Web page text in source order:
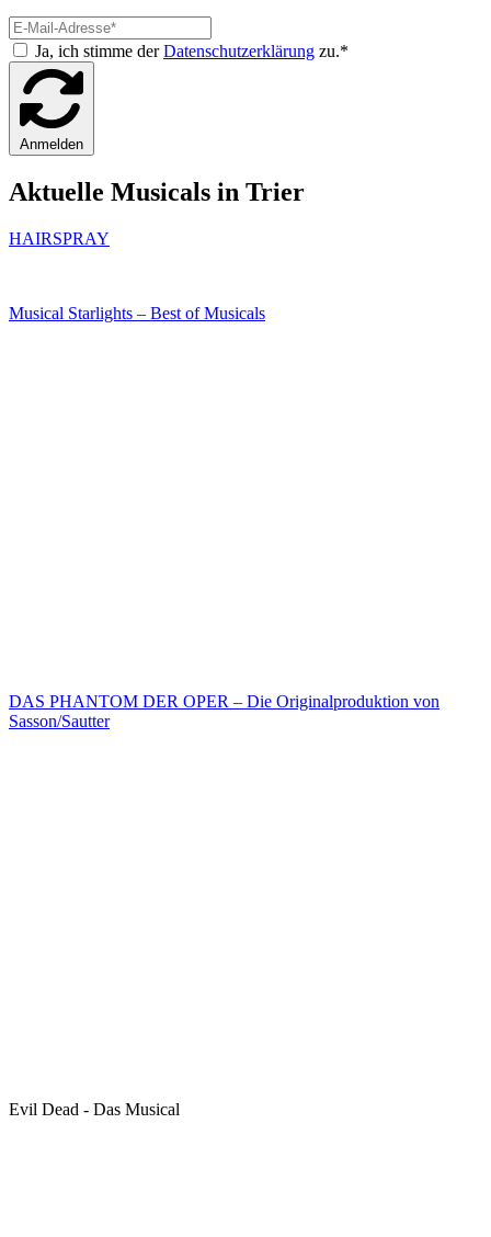
Ja, ich stimme derDatenschutzerklärung zu.*
Anmelden
Aktuelle Musicals in Trier
HAIRSPRAY
Musical Starlights – Best of Musicals
DAS PHANTOM DER OPER – Die Originalproduktion von
Sasson/Sautter
Evil Dead - Das Musical